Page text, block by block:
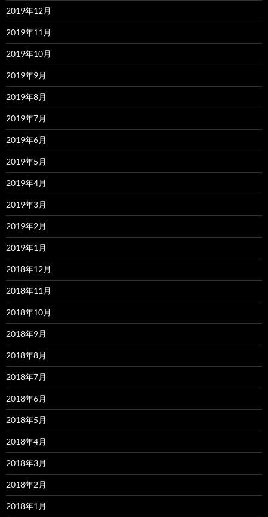
2019年12月
2019年11月
2019年10月
2019年9月
2019年8月
2019年7月
2019年6月
2019年5月
2019年4月
2019年3月
2019年2月
2019年1月
2018年12月
2018年11月
2018年10月
2018年9月
2018年8月
2018年7月
2018年6月
2018年5月
2018年4月
2018年3月
2018年2月
2018年1月